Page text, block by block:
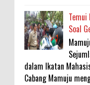
Soal
dalam Ikatan
Cabang Mamuju